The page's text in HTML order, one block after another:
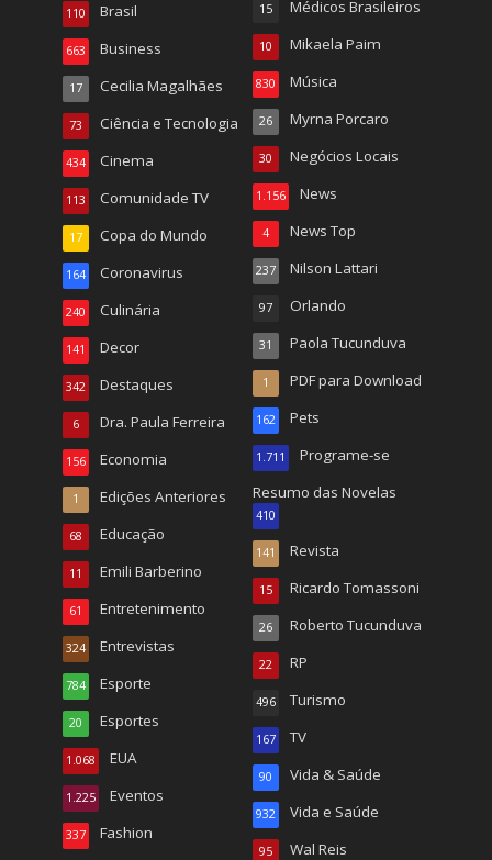
Brasil
110
Business
663
Cecilia Magalhães
17
Ciência e Tecnologia
73
Cinema
434
Comunidade TV
113
Copa do Mundo
17
Coronavirus
164
Culinária
240
Decor
141
Destaques
342
Dra. Paula Ferreira
6
Economia
156
Edições Anteriores
1
Educação
68
Emili Barberino
11
Entretenimento
61
Entrevistas
324
Esporte
784
Esportes
20
EUA
1.068
Eventos
1.225
Fashion
337
Médicos Brasileiros
15
Mikaela Paim
10
Música
830
Myrna Porcaro
26
Negócios Locais
30
News
1.156
News Top
4
Nilson Lattari
237
Orlando
97
Paola Tucunduva
31
PDF para Download
1
Pets
162
Programe-se
1.711
Resumo das Novelas
410
Revista
141
Ricardo Tomassoni
15
Roberto Tucunduva
26
RP
22
Turismo
496
TV
167
Vida & Saúde
90
Vida e Saúde
932
Wal Reis
95